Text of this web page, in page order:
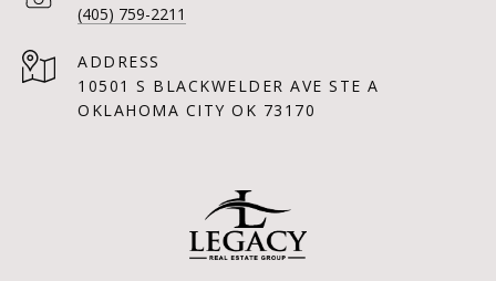
(405) 759-2211
ADDRESS
10501 S BLACKWELDER AVE STE A
OKLAHOMA CITY OK 73170